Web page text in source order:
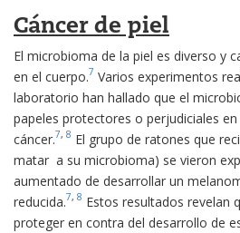
Cáncer de piel
El microbioma de la piel es diverso y
en el cuerpo.7 Varios experimentos
laboratorio han hallado que el
papeles protectores o perjudiciales
cáncer.7, 8 El grupo de ratones que
matar a su microbioma) se vieron
aumentado de desarrollar un
reducida.7, 8 Estos resultados revelan
proteger en contra del desarrollo de